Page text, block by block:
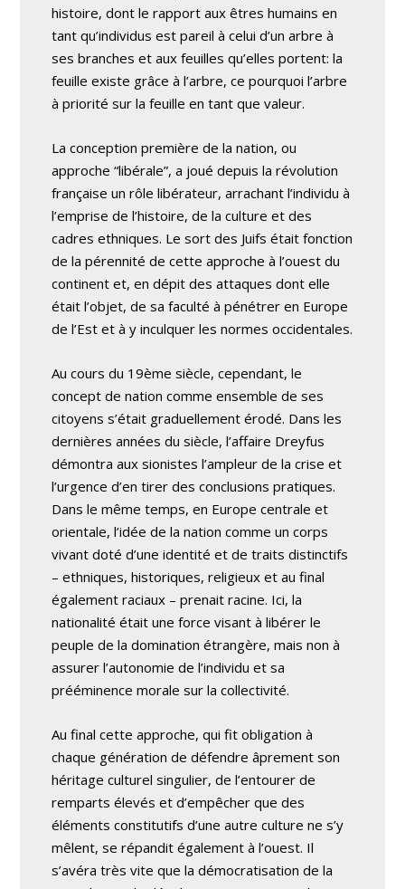
histoire, dont le rapport aux êtres humains en
tant qu’individus est pareil à celui d’un arbre à
ses branches et aux feuilles qu’elles portent: la
feuille existe grâce à l’arbre, ce pourquoi l’arbre
à priorité sur la feuille en tant que valeur.
La conception première de la nation, ou
approche “libérale”, a joué depuis la révolution
française un rôle libérateur, arrachant l’individu à
l’emprise de l’histoire, de la culture et des
cadres ethniques. Le sort des Juifs était fonction
de la pérennité de cette approche à l’ouest du
continent et, en dépit des attaques dont elle
était l’objet, de sa faculté à pénétrer en Europe
de l’Est et à y inculquer les normes occidentales.
Au cours du 19ème siècle, cependant, le
concept de nation comme ensemble de ses
citoyens s’était graduellement érodé. Dans les
dernières années du siècle, l’affaire Dreyfus
démontra aux sionistes l’ampleur de la crise et
l’urgence d’en tirer des conclusions pratiques.
Dans le même temps, en Europe centrale et
orientale, l’idée de la nation comme un corps
vivant doté d’une identité et de traits distinctifs
– ethniques, historiques, religieux et au final
également raciaux – prenait racine. Ici, la
nationalité était une force visant à libérer le
peuple de la domination étrangère, mais non à
assurer l’autonomie de l’individu et sa
prééminence morale sur la collectivité.
Au final cette approche, qui fit obligation à
chaque génération de défendre âprement son
héritage culturel singulier, de l’entourer de
remparts élevés et d’empêcher que des
éléments constitutifs d’une autre culture ne s’y
mêlent, se répandit également à l’ouest. Il
s’avéra très vite que la démocratisation de la